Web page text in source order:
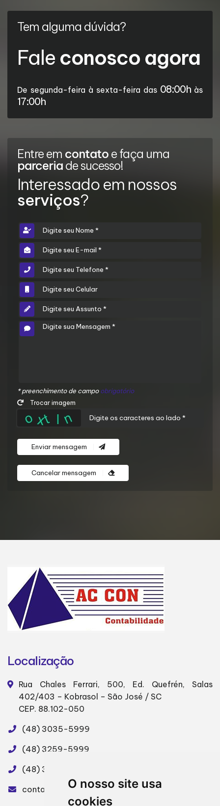
O nosso site usa
cookies
Tem alguma dúvida?
Fale conosco agora
De segunda-feira à sexta-feira das 08:00h às
17:00h
Entre em contato e faça uma
parceria de sucesso!
Interessado em nossos
serviços?
* preenchimento de campoobrigatório
Trocar imagem
Enviar mensagem
Cancelar mensagem
Localização
Rua Chales Ferrari, 500, Ed. Quefrén, Salas
402/403 – Kobrasol – São José / SC
CEP. 88.102-050
(48) 3035-5999
(48) 3259-5999
(48) 3035-5998
contabil@accon.cnt.br